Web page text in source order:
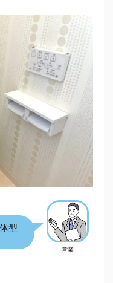
営業
型